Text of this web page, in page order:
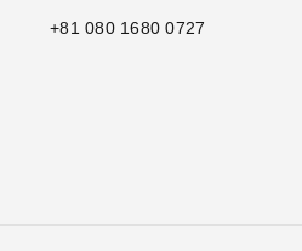
+81 080 1680 0727